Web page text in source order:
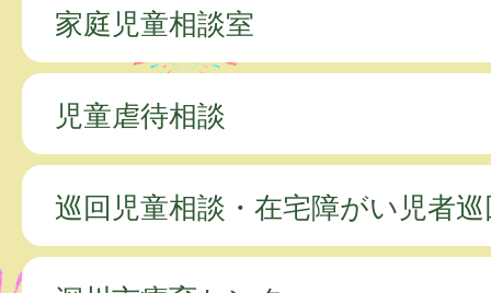
家庭児童相談室
児童虐待相談
巡回児童相談・在宅障がい児者